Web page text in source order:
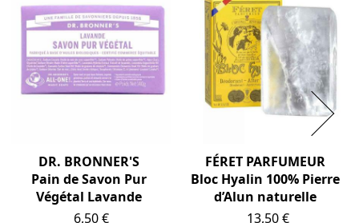
DR. BRONNER'S
Pain de Savon Pur
Végétal Lavande
Prix
6,50 €
FÉRET PARFUMEUR
Bloc Hyalin 100% Pierre
d’Alun naturelle
Prix
13,50 €